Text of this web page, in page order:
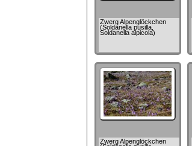
Zwerg Alpenglöckchen
(Soldanella pusilla,
Soldanella alpicola)
Zwerg Alpenglöckchen